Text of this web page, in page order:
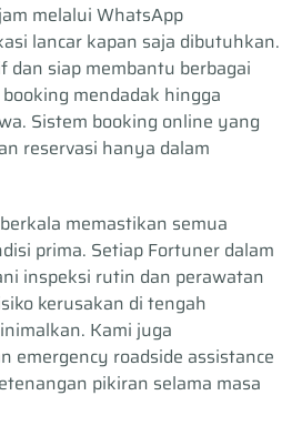
melalui WhatsApp
lancar kapan saja dibutuhkan.
dan siap membantu berbagai
mendadak hingga
Sistem booking online yang
reservasi hanya dalam
memastikan semua
prima. Setiap Fortuner dalam
inspeksi rutin dan perawatan
kerusakan di tengah
Kami juga
emergency roadside assistance
pikiran selama masa